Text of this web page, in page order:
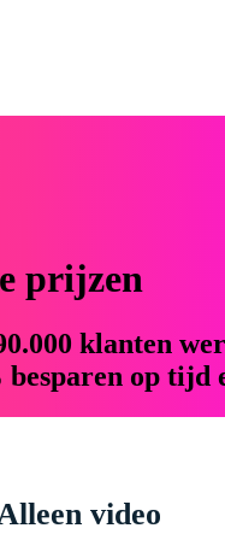
prijzen
klanten
op tijd
video